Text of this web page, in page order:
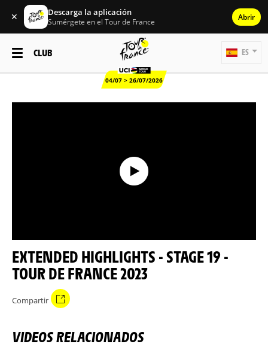
✕ Descarga la aplicación
Sumérgete en el Tour de France Abrir
CLUB
04/07 > 26/07/2026
ES
EXTENDED HIGHLIGHTS - STAGE 19 -
TOUR DE FRANCE 2023
Compartir
VIDEOS RELACIONADOS